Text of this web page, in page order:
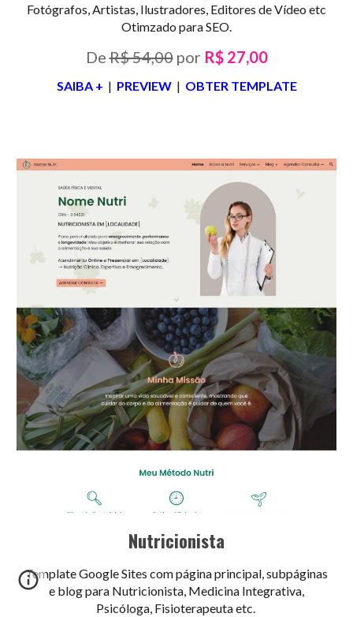
Fotógrafos, Artistas, Ilustradores, Editores de Vídeo etc
Otimzado para SEO.
DeR$ 54,00por R$ 27,00
SAIBA + | PREVIEW| OBTER TEMPLATE
Nutricionista
Template Google Sites com página principal, subpáginas
e blog para Nutricionista, Medicina Integrativa,
Psicóloga, Fisioterapeuta etc.